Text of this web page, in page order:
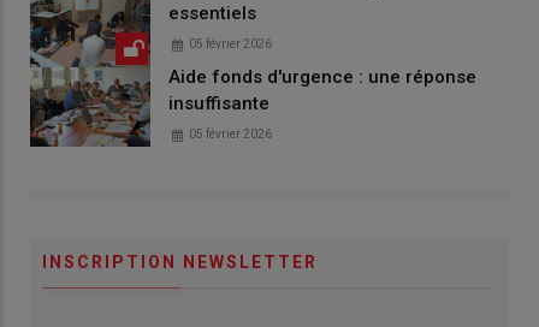
essentiels
05 février 2026
Aide fonds d'urgence : une réponse
insuffisante
05 février 2026
INSCRIPTION NEWSLETTER